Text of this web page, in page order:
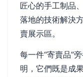
匠心的手工制品
落地的技術解決
賣展示區。
每一件“寄賣品”
明，它們既是成